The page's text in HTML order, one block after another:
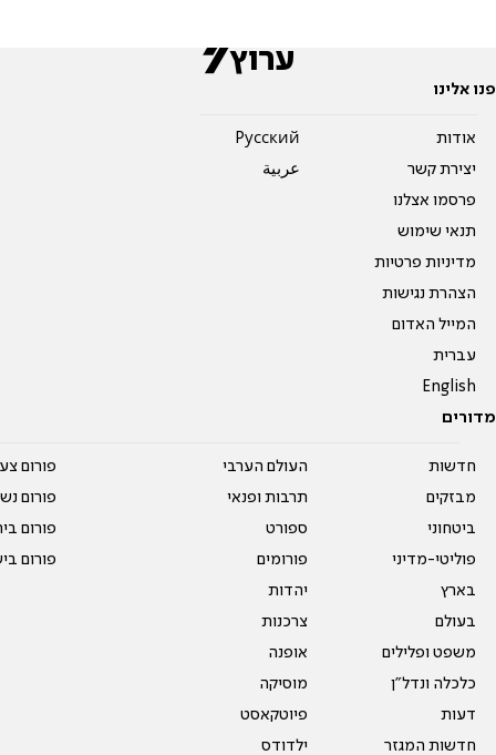
פנו אלינו
אודות
יצירת קשר
פרסמו אצלנו
תנאי שימוש
מדיניות פרטיות
הצהרת נגישות
המייל האדום
עברית
English
Pусский
عربية
מדורים
חדשות
מבזקים
ביטחוני
פוליטי-מדיני
בארץ
בעולם
משפט ופלילים
כלכלה ונדל"ן
דעות
חדשות המגזר
העולם הערבי
תרבות ופנאי
ספורט
פורומים
יהדות
צרכנות
אופנה
מוסיקה
פיוטקאסט
ילדודס
פורום
פורום
פורום
פורום